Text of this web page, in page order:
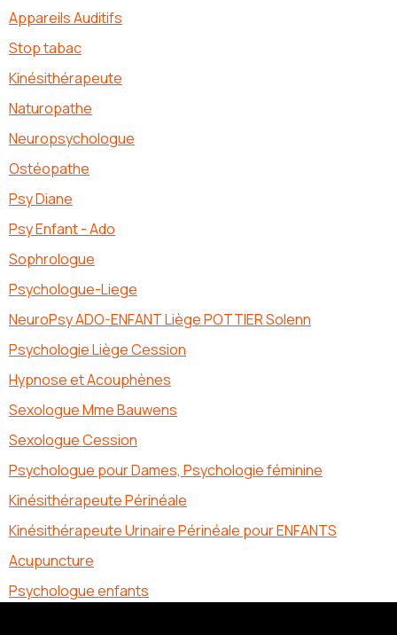
Appareils Auditifs
Stop tabac
Kinésithérapeute
Naturopathe
Neuropsychologue
Ostéopathe
Psy Diane
Psy Enfant - Ado
Sophrologue
Psychologue-Liege
NeuroPsy ADO-ENFANT Liège POTTIER Solenn
Psychologie Liège Cession
Hypnose et Acouphènes
Sexologue Mme Bauwens
Sexologue Cession
Psychologue pour Dames, Psychologie féminine
Kinésithérapeute Périnéale
Kinésithérapeute Urinaire Périnéale pour ENFANTS
Acupuncture
Psychologue enfants